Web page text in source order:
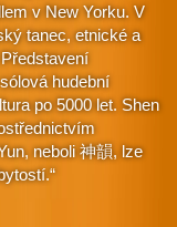
v New Yorku. V
tanec, etnické a
hudební
po 5000 let. Shen
neboli 神韻, lze